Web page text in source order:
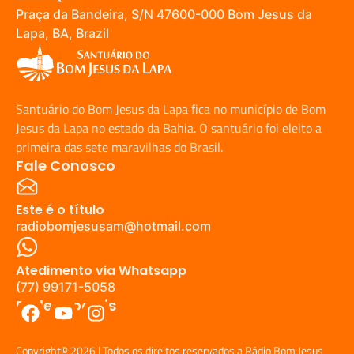
Praça da Bandeira, S/N 47600-000 Bom Jesus da
Lapa, BA, Brazil
Santuário do Bom Jesus da Lapa fica no município de Bom
Jesus da Lapa no estado da Bahia. O santuário foi eleito a
primeira das sete maravilhas do Brasil.
Fale Conosco
Este é o título
radiobomjesusam@hotmail.com
Atedimento via Whatsapp
(77) 99171-5058
Redes Sociais